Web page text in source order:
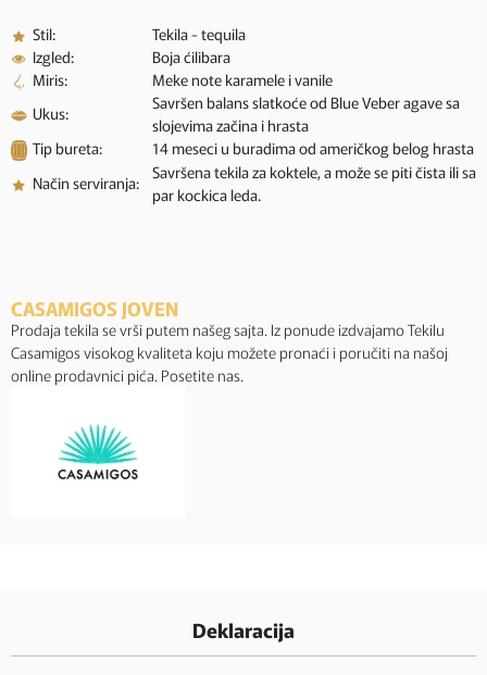
Stil:
Tekila - tequila
Izgled:
Boja ćilibara
Miris:
Meke note karamele i vanile
Ukus:
Savršen balans slatkoće od Blue Veber agave sa
slojevima začina i hrasta
Tip bureta:
14 meseci u buradima od američkog belog hrasta
Način serviranja: Savršena tekila za koktele, a može se piti čista ili sa
par kockica leda.
CASAMIGOS JOVEN
Prodaja tekila se vrši putem našeg sajta. Iz ponude izdvajamo Tekilu
Casamigos visokog kvaliteta koju možete pronaći i poručiti na našoj
online prodavnici pića. Posetite nas.
Deklaracija